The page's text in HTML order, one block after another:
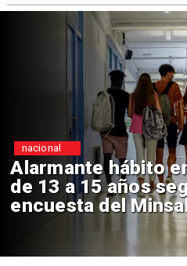
Alarmante hábito
de 13 a 15 años
encuesta del
nacional